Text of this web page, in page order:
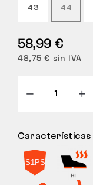
43 44
58,99 €
48,75 € sin IVA
Características